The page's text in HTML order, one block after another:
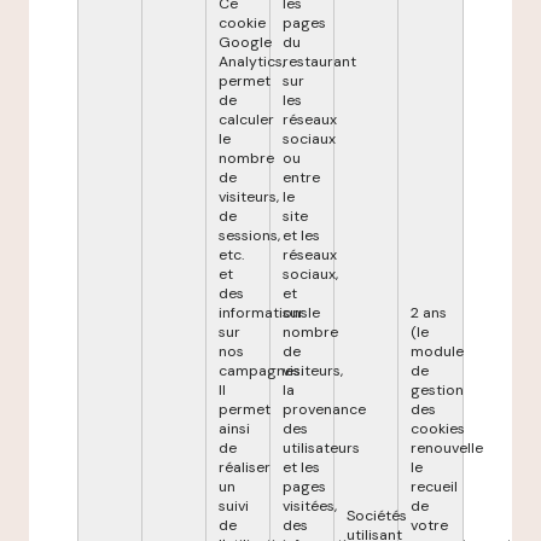
cookie
Google
Analytics,
permet
de
calculer
le
nombre
de
visiteurs,
de
sessions,
etc.
et
des
informations
sur
nos
campagnes.
Il
permet
ainsi
de
réaliser
un
suivi
de
pages
du
restaurant
sur
les
réseaux
sociaux
ou
entre
le
site
et les
réseaux
sociaux,
et
sur le
nombre
de
visiteurs,
la
provenance
des
utilisateurs
et les
pages
visitées,
des
Sociétés
utilisant
2 ans
(le
module
de
gestion
des
cookies
renouvelle
le
recueil
de
votre